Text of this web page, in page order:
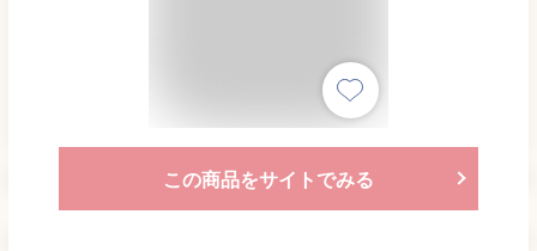
この商品をサイトでみる